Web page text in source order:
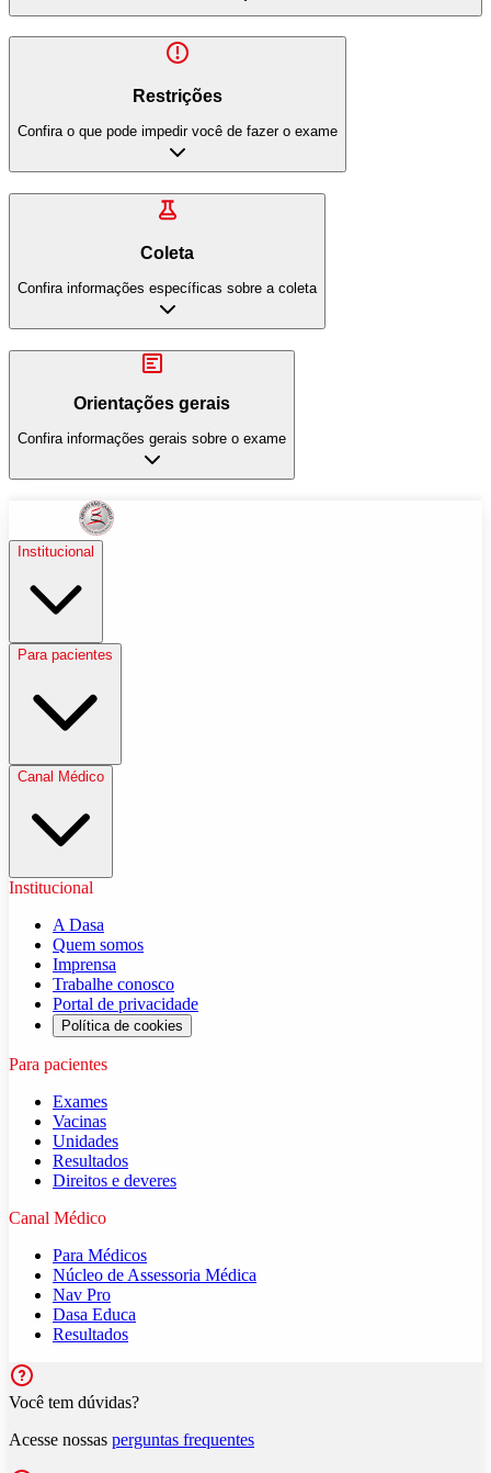
Restrições
Confira o que pode impedir você de fazer o exame
Coleta
Confira informações específicas sobre a coleta
Orientações gerais
Confira informações gerais sobre o exame
Institucional
Para pacientes
Canal Médico
Institucional
A Dasa
Quem somos
Imprensa
Trabalhe conosco
Portal de privacidade
Política de cookies
Para pacientes
Exames
Vacinas
Unidades
Resultados
Direitos e deveres
Canal Médico
Para Médicos
Núcleo de Assessoria Médica
Nav Pro
Dasa Educa
Resultados
Você tem dúvidas?
Acesse nossas perguntas frequentes